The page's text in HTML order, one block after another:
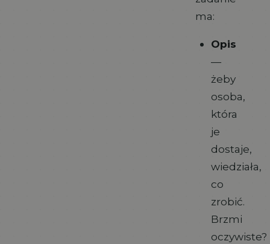
ma:
Opis
—
żeby
osoba,
która
je
dostaje,
wiedziała,
co
zrobić.
Brzmi
oczywiste?